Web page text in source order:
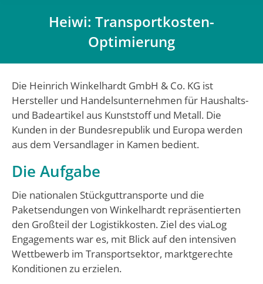
Heiwi: Transportkosten-
Optimierung
Die Heinrich Winkelhardt GmbH & Co. KG ist
Hersteller und Handelsunternehmen für Haushalts-
und Badeartikel aus Kunststoff und Metall. Die
Kunden in der Bundesrepublik und Europa werden
aus dem Versandlager in Kamen bedient.
Die Aufgabe
Die nationalen Stückguttransporte und die
Paketsendungen von Winkelhardt repräsentierten
den Großteil der Logistikkosten. Ziel des viaLog
Engagements war es, mit Blick auf den intensiven
Wettbewerb im Transportsektor, marktgerechte
Konditionen zu erzielen.